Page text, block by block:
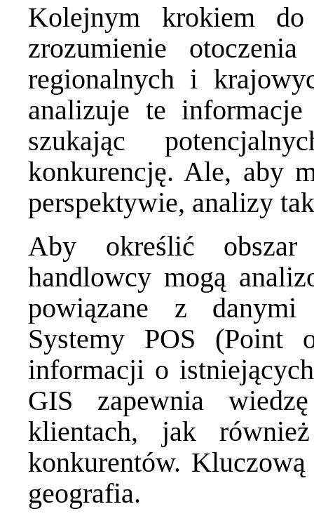
Kolejnym krokiem do
zrozumienie
regionalnych i
analizuje te
szukając
konkurencję. Ale, aby
perspektywie, analizy
Aby określić obszar
handlowcy mogą
powiązane z danymi
Systemy POS (Point
informacji o
GIS zapewnia
klientach, jak
konkurentów.
geografia.